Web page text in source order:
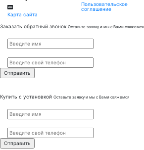
Карта сайта
Пользовательское
соглашение
Заказать обратный звонок Оставьте заявку и мы с Вами свяжемся
Купить с установкой Оставьте заявку и мы с Вами свяжемся